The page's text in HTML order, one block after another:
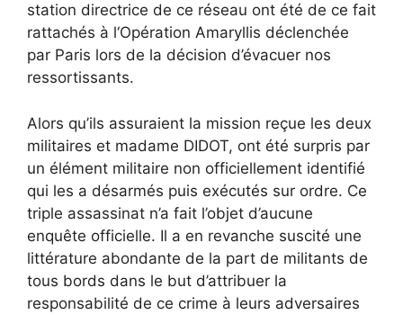
station directrice de ce réseau ont été de ce fait
rattachés à l‘Opération Amaryllis déclenchée
par Paris lors de la décision d’évacuer nos
ressortissants.
Alors qu’ils assuraient la mission reçue les deux
militaires et madame DIDOT, ont été surpris par
un élément militaire non officiellement identifié
qui les a désarmés puis exécutés sur ordre. Ce
triple assassinat n’a fait l’objet d’aucune
enquête officielle. Il a en revanche suscité une
littérature abondante de la part de militants de
tous bords dans le but d’attribuer la
responsabilité de ce crime à leurs adversaires